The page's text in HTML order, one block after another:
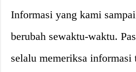
Informasi yang kami
berubah sewaktu-waktu.
selalu memeriksa informasi